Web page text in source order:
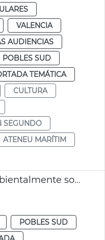
VALENCIA
AUDIENCIAS
POBLES SUD
TEMÁTICA
CULTURA
SEGUNDO
ATENEU MARÍTIM
Alumbrado medioambientalmente sostenible en la Devesa del Saler y Pinedo
POBLES SUD